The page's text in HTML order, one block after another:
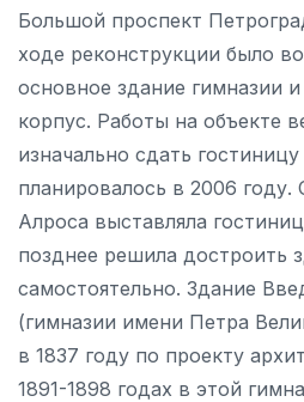
Большой проспект
ходе реконструкции было
основное здание гимназии
корпус. Работы на объекте
изначально сдать
планировалось в 2006 году.
Алроса выставляла
позднее решила достроить
самостоятельно. Здание
(гимназии имени Петра
в 1837 году по проекту
1891-1898 годах в этой